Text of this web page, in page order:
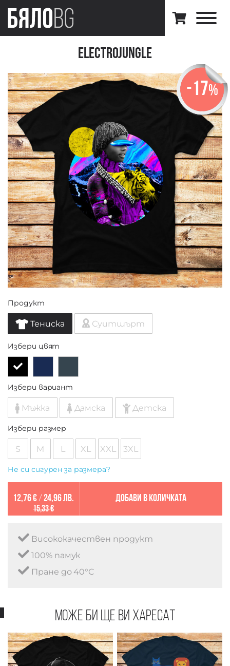
ElectroJungle
-17%
Продукт
Тениска Суитшърт
Избери цвят
Избери вариант
Мъжка Дамска Детска
Избери размер
S M L XL XXL 3XL
Не си сигурен за размера?
12,76 €/ 24,96 лв.
15,33 €
Добави в количката
Висококачествен продукт
100% памук
Пране до 40°C
Може би ще ви харесат